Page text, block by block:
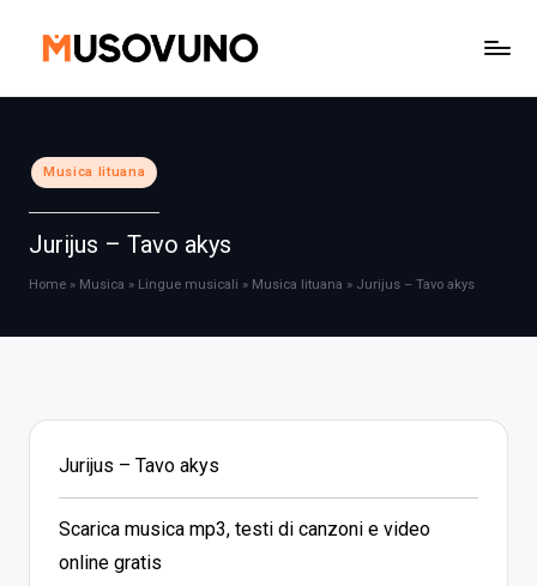
Posted
in
Musica lituana
Jurijus – Tavo akys
Home » Musica » Lingue musicali » Musica lituana » Jurijus – Tavo akys
Jurijus – Tavo akys
Scarica musica mp3, testi di canzoni e video
online gratis